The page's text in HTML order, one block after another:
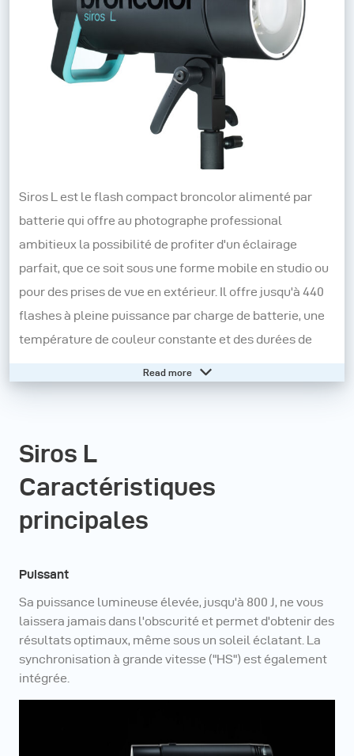
Siros L est le flash compact broncolor alimenté par
batterie qui offre au photographe professional
ambitieux la possibilité de profiter d'un éclairage
parfait, que ce soit sous une forme mobile en studio ou
pour des prises de vue en extérieur. Il offre jusqu'à 440
flashes à pleine puissance par charge de batterie, une
température de couleur constante et des durées de
Tous les Siros L dotés de la dernière mise à jour
logicielle sont compatibles "HS". "HS" vous permet
d'utiliser votre flash compact en combinaison avec les
réglages de vitesse d'obturation les plus courts de
ambiante, même avec le diaphragme grand ouvert
(mise au point sélective), l'image peut être sous-
exposée correctement jusqu'à 1/8000 s et Siros L vous
permet toujours de définir des effets de lumière
dominants et créatifs.
Read more
Siros L
Caractéristiques
principales
Puissant
Sa puissance lumineuse élevée, jusqu'à 800 J, ne vous
laissera jamais dans l'obscurité et permet d'obtenir des
résultats optimaux, même sous un soleil éclatant. La
synchronisation à grande vitesse ("HS") est également
intégrée.